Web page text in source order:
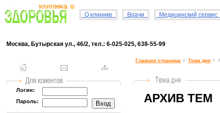
О клинике Врачи Медицинский сервис
Москва, Бутырская ул., 46/2, тел.: 6-025-025, 638-55-99
Логин:
Пароль:
Главная страница > Тема дня >
АРХИВ ТЕМ